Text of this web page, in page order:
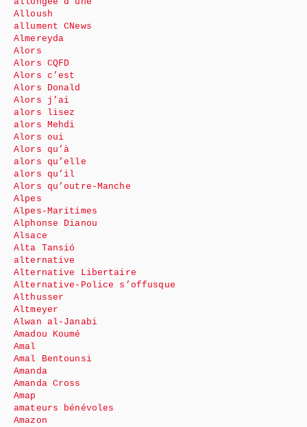
Alloush
allument CNews
Almereyda
Alors
Alors CQFD
Alors c’est
Alors Donald
Alors j’ai
alors lisez
alors Mehdi
Alors oui
Alors qu’à
alors qu’elle
alors qu’il
Alors qu’outre-Manche
Alpes
Alpes-Maritimes
Alphonse Dianou
Alsace
Alta Tansió
alternative
Alternative Libertaire
Alternative-Police s’offusque
Althusser
Altmeyer
Alwan al-Janabi
Amadou Koumé
Amal
Amal Bentounsi
Amanda
Amanda Cross
Amap
amateurs bénévoles
Amazon